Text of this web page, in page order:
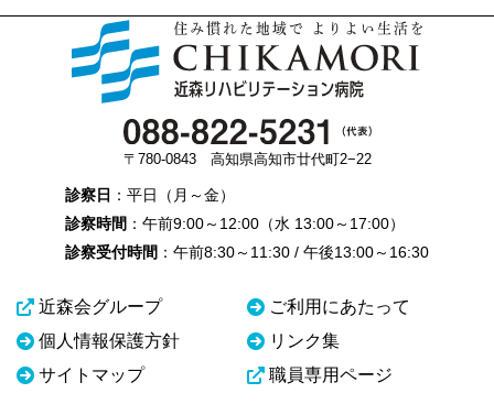
〒780-0843 高知県高知市廿代町2−22
診察日 ：平日（月～金）
診察時間 ：午前9:00～12:00（水 13:00～17:00）
診察受付時間 ：午前8:30～11:30 / 午後13:00～16:30
近森会グループ
ご利用にあたって
個人情報保護方針
リンク集
サイトマップ
職員専用ページ